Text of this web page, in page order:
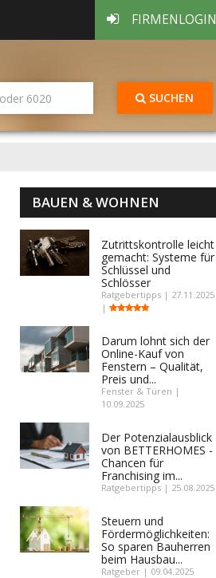
FIRMENLOGIN
SUCHEN
BAUEN & WOHNEN
Zutrittskontrolle leicht
gemacht: Systeme für
Schlüssel und
Schlösser
Ratgebertipps | 27.11.2025
|
Darum lohnt sich der
Online-Kauf von
Fenstern – Qualität,
Preis und...
Fenster & Türen |
10.09.2025
Der Potenzialausblick
von BETTERHOMES -
Chancen für
Franchising im...
Ratgebertipps | 25.08.2025
Steuern und
Fördermöglichkeiten:
So sparen Bauherren
beim Hausbau...
Ratgeber | 09.04.2025